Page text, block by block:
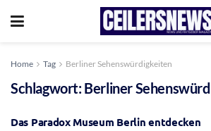
Home Tag Berliner Sehenswürdigkeiten
Schlagwort:Berliner
Das Paradox Museum Berlin entdecken